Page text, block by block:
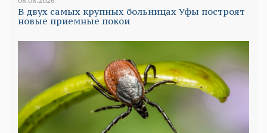
В двух самых крупных больницах Уфы построят
новые приемные покои